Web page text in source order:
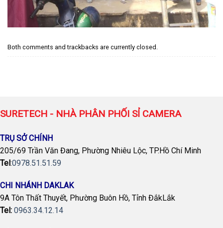
Both comments and trackbacks are currently closed.
SURETECH - NHÀ PHÂN PHỐI SỈ CAMERA
TRỤ SỞ CHÍNH
205/69 Trần Văn Đang, Phường Nhiêu Lộc, TP.Hồ Chí Minh
Tel:0978.51.51.59
CHI NHÁNH DAKLAK
9A Tôn Thất Thuyết, Phường Buôn Hồ, Tỉnh ĐắkLắk
Tel: 0963.34.12.14